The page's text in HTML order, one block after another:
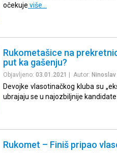
očekuje više…
Rukometašice na
put ka gašenju?
Objavljeno: 03.01.2021 | Autor:
Devojke vlasotinačkog kluba su
ubrajaju se u najozbiljnije
Rukomet – Finiš pripao